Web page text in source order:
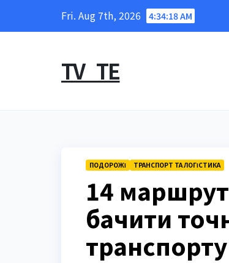
Fri. Aug 7th, 2026 4:34:19 AM
TV_TE
ПОДОРОЖІ ТРАНСПОРТ ТА ЛОГІСТИКА
14
бачити